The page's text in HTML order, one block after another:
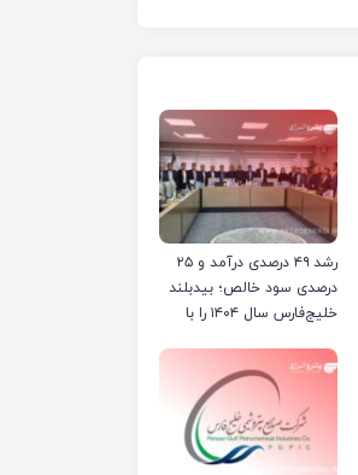
رشد ۴۹ درصدی درآمد و ۲۵
درصدی سود خالص؛ بیدبلند
خلیج‌فارس سال ۱۴۰۴ را با
رساند